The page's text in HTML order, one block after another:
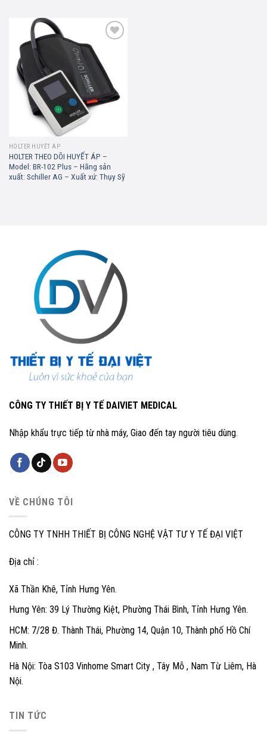
HOLTER HUYẾT ÁP
HOLTER THEO DÕI HUYẾT ÁP –
Model: BR-102 Plus – Hãng sản
xuất: Schiller AG – Xuất xứ: Thụy Sỹ
CÔNG TY THIẾT BỊ Y TẾ DAIVIET MEDICAL
Nhập khẩu trực tiếp từ nhà máy, Giao đến tay người tiêu dùng.
VỀ CHÚNG TÔI
CÔNG TY TNHH THIẾT BỊ CÔNG NGHỆ VẬT TƯ Y TẾ ĐẠI VIỆT
Địa chỉ :
Xã Thần Khê, Tỉnh Hưng Yên.
Hưng Yên: 39 Lý Thường Kiệt, Phường Thái Bình, Tỉnh Hưng Yên.
HCM: 7/28 Đ. Thành Thái, Phường 14, Quận 10, Thành phố Hồ Chí
Minh.
Hà Nội: Tòa S103 Vinhome Smart City , Tây Mỗ , Nam Từ Liêm, Hà
Nội.
TIN TỨC